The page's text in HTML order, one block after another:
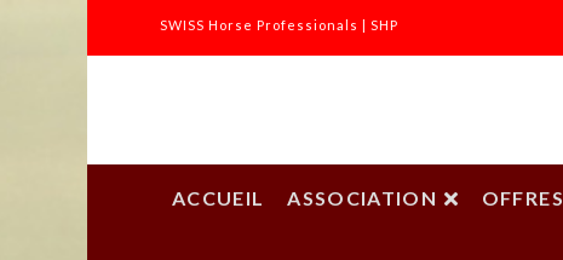
SWISS Horse Professionals | SHP
Horse
ACCUEIL ASSOCIATION OFFRES